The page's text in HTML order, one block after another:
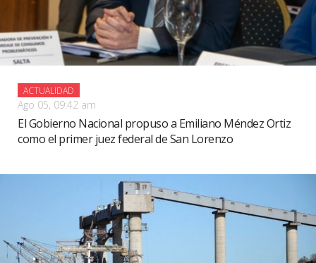
ACTUALIDAD
Ago 05, 09:42 am
El Gobierno Nacional propuso a Emiliano Méndez Ortiz
como el primer juez federal de San Lorenzo